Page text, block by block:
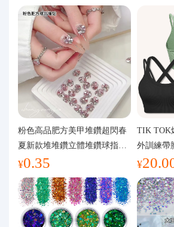
粉色高品肥方美甲堆鑽超閃春
夏新款堆堆鑽立體堆鑽球指甲
裝飾品
¥0.35
TIK TOK
外訓練帶
伽服女
¥